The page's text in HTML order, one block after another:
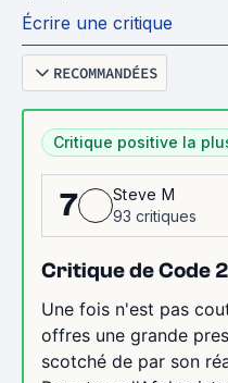
Écrire une critique
RECOMMANDÉES
Critique positive la
7
Steve M
93 critiques
Critique de Code
Une fois n'est pas
offres une grande
scotché de par son